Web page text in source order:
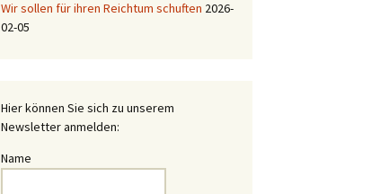
Wir sollen für ihren Reichtum schuften 2026-
02-05
Hier können Sie sich zu unserem
Newsletter anmelden:
Name